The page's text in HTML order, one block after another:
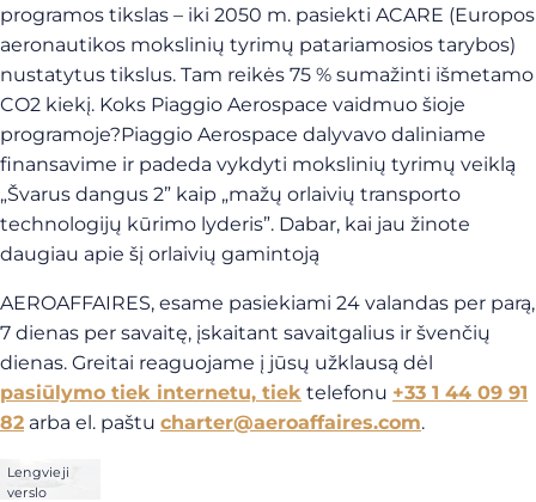
programos tikslas – iki 2050 m. pasiekti ACARE (Europos
aeronautikos mokslinių tyrimų patariamosios tarybos)
nustatytus tikslus. Tam reikės 75 % sumažinti išmetamo
CO2 kiekį. Koks Piaggio Aerospace vaidmuo šioje
programoje?Piaggio Aerospace dalyvavo daliniame
finansavime ir padeda vykdyti mokslinių tyrimų veiklą
„Švarus dangus 2” kaip „mažų orlaivių transporto
technologijų kūrimo lyderis”. Dabar, kai jau žinote
daugiau apie šį orlaivių gamintoją
AEROAFFAIRES, esame pasiekiami 24 valandas per parą,
7 dienas per savaitę, įskaitant savaitgalius ir švenčių
dienas. Greitai reaguojame į jūsų užklausą dėl
pasiūlymo tiek internetu, tiek telefonu +33 1 44 09 91
82 arba el. paštu charter@aeroaffaires.com.
Lengvieji
verslo